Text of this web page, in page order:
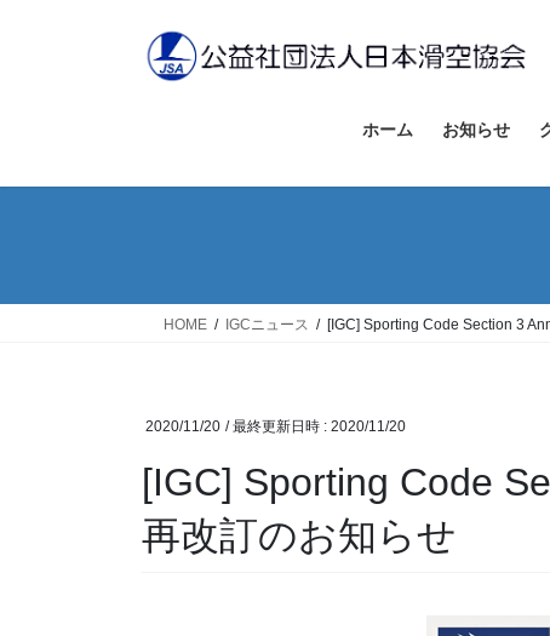
ス
ン
ホーム お知らせ
HOME IGCニュース [IGC] Sporting Code Section 3
2020/11/20 / 最終更新日時 : 2020/11/20
[IGC] Sporting Code
再改訂のお知らせ